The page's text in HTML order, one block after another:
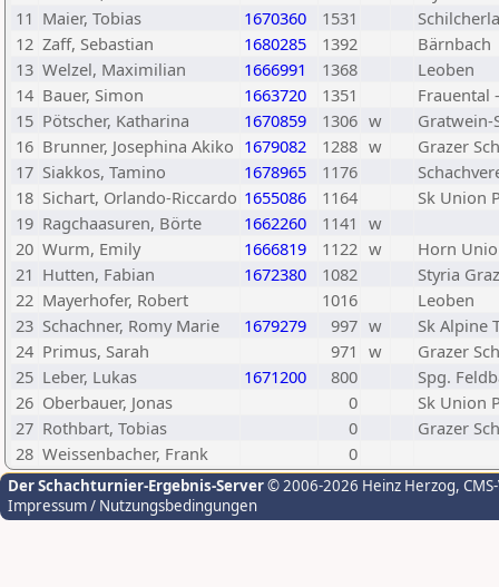
11 Maier, Tobias 1670360 1531
12 Zaff, Sebastian 1680285 1392
Bärnbach
13 Welzel, Maximilian 1666991 1368
Leoben
14 Bauer, Simon 1663720 1351
Frauental
15 Pötscher, Katharina 1670859 1306 w
Gratwein-
16 Brunner, Josephina Akiko 1679082 1288 w
Grazer
17 Siakkos, Tamino 1678965 1176
18 Sichart, Orlando-Riccardo 1655086 1164
Sk Union
19 Ragchaasuren, Börte 1662260 1141
w
20 Wurm, Emily 1666819 1122 w
Horn
21 Hutten, Fabian 1672380 1082
Styria Graz
22 Mayerhofer, Robert 1016
Leoben
23 Schachner, Romy Marie 1679279 997 w
Sk Alpine
24 Primus, Sarah 971 w
Grazer
25 Leber, Lukas 1671200 800
Spg.
26 Oberbauer, Jonas 0
Sk Union
27 Rothbart, Tobias 0
Grazer
28 Weissenbacher, Frank 0
Der Schachturnier-Ergebnis-Server© 2006-2026 Heinz Herzog,
Impressum / Nutzungsbedingungen